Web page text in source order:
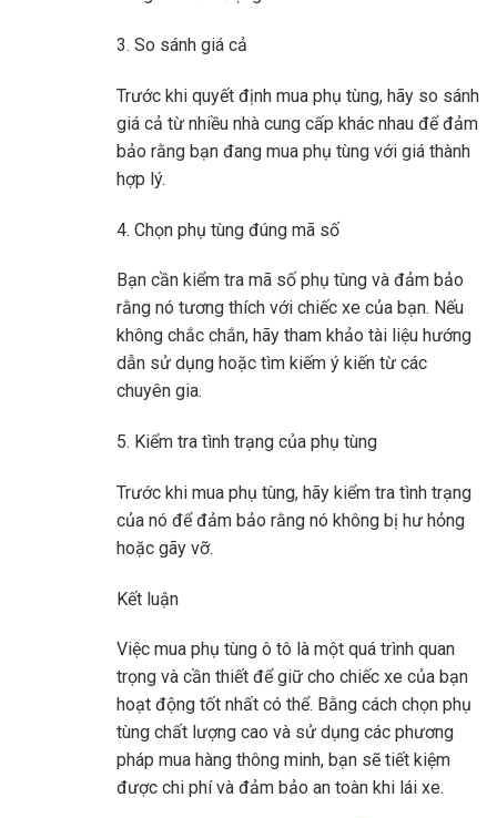
3. So sánh giá cả
Trước khi quyết định mua phụ tùng, hãy so sánh
giá cả từ nhiều nhà cung cấp khác nhau để đảm
bảo rằng bạn đang mua phụ tùng với giá thành
hợp lý.
4. Chọn phụ tùng đúng mã số
Bạn cần kiểm tra mã số phụ tùng và đảm bảo
rằng nó tương thích với chiếc xe của bạn. Nếu
không chắc chắn, hãy tham khảo tài liệu hướng
dẫn sử dụng hoặc tìm kiếm ý kiến ​​từ các
chuyên gia.
5. Kiểm tra tình trạng của phụ tùng
Trước khi mua phụ tùng, hãy kiểm tra tình trạng
của nó để đảm bảo rằng nó không bị hư hỏng
hoặc gãy vỡ.
Kết luận
Việc mua phụ tùng ô tô là một quá trình quan
trọng và cần thiết để giữ cho chiếc xe của bạn
hoạt động tốt nhất có thể. Bằng cách chọn phụ
tùng chất lượng cao và sử dụng các phương
pháp mua hàng thông minh, bạn sẽ tiết kiệm
được chi phí và đảm bảo an toàn khi lái xe.